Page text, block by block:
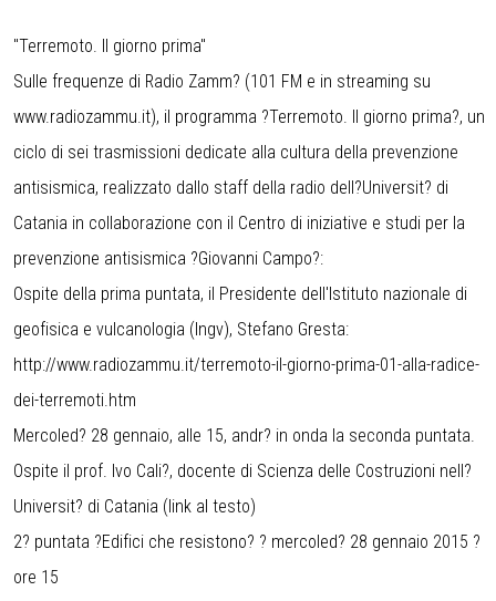
"Terremoto. Il giorno prima"
Sulle frequenze di Radio Zamm? (101 FM e in streaming su
www.radiozammu.it), il programma ?Terremoto. Il giorno prima?, un
ciclo di sei trasmissioni dedicate alla cultura della prevenzione
antisismica, realizzato dallo staff della radio dell?Universit? di
Catania in collaborazione con il Centro di iniziative e studi per la
prevenzione antisismica ?Giovanni Campo?:
Ospite della prima puntata, il Presidente dell'Istituto nazionale di
geofisica e vulcanologia (Ingv), Stefano Gresta:
http://www.radiozammu.it/terremoto-il-giorno-prima-01-alla-radice-
dei-terremoti.htm
Mercoled? 28 gennaio, alle 15, andr? in onda la seconda puntata.
Ospite il prof. Ivo Cali?, docente di Scienza delle Costruzioni nell?
Universit? di Catania (link al testo)
2? puntata ?Edifici che resistono? ? mercoled? 28 gennaio 2015 ?
ore 15